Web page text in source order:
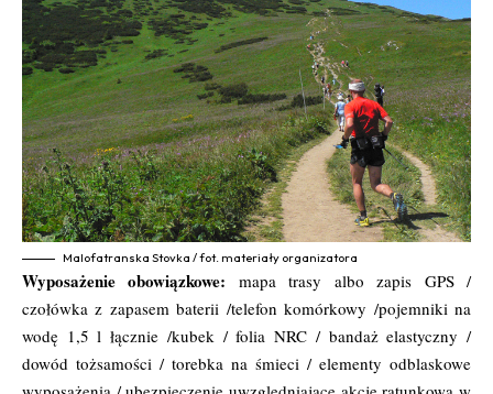
Malofatranska Stovka / fot. materiały organizatora
Wyposażenie obowiązkowe: mapa trasy albo zapis GPS /
czołówka z zapasem baterii /telefon komórkowy /pojemniki na
wodę 1,5 l łącznie /kubek / folia NRC / bandaż elastyczny /
dowód tożsamości / torebka na śmieci / elementy odblaskowe